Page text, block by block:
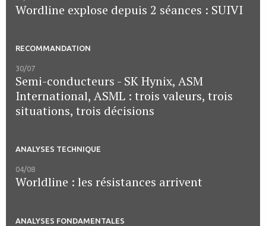
Wordline explose depuis 2 séances : SUIVI
RECOMMANDATION
30/07
Semi-conducteurs - SK Hynix, ASM
International, ASML : trois valeurs, trois
situations, trois décisions
ANALYSES TECHNIQUE
04/08
Worldline : les résistances arrivent
ANALYSES FONDAMENTALES